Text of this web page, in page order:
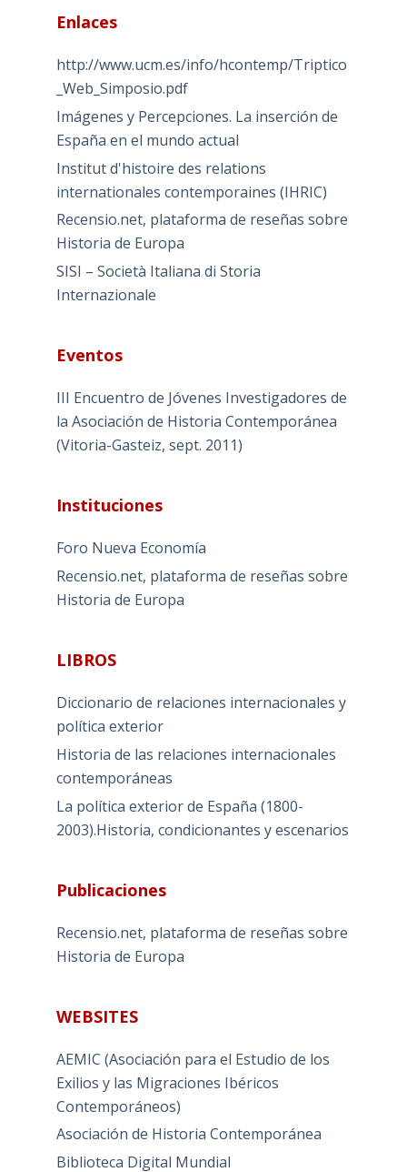
Enlaces
http://www.ucm.es/info/hcontemp/Triptico
_Web_Simposio.pdf
Imágenes y Percepciones. La inserción de
España en el mundo actual
Institut d'histoire des relations
internationales contemporaines (IHRIC)
Recensio.net, plataforma de reseñas sobre
Historia de Europa
SISI – Società Italiana di Storia
Internazionale
Eventos
III Encuentro de Jóvenes Investigadores de
la Asociación de Historia Contemporánea
(Vitoria-Gasteiz, sept. 2011)
Instituciones
Foro Nueva Economía
Recensio.net, plataforma de reseñas sobre
Historia de Europa
LIBROS
Diccionario de relaciones internacionales y
política exterior
Historia de las relaciones internacionales
contemporáneas
La política exterior de España (1800-
2003).Historia, condicionantes y escenarios
Publicaciones
Recensio.net, plataforma de reseñas sobre
Historia de Europa
WEBSITES
AEMIC (Asociación para el Estudio de los
Exilios y las Migraciones Ibéricos
Contemporáneos)
Asociación de Historia Contemporánea
Biblioteca Digital Mundial